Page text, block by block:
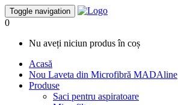
Toggle navigation
0
Nu aveți niciun produs în coș
Acasă
Nou Laveta din Microfibră MADAline
Produse
Saci pentru aspiratoare